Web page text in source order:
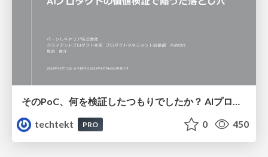
techtekt
PRO 0 450